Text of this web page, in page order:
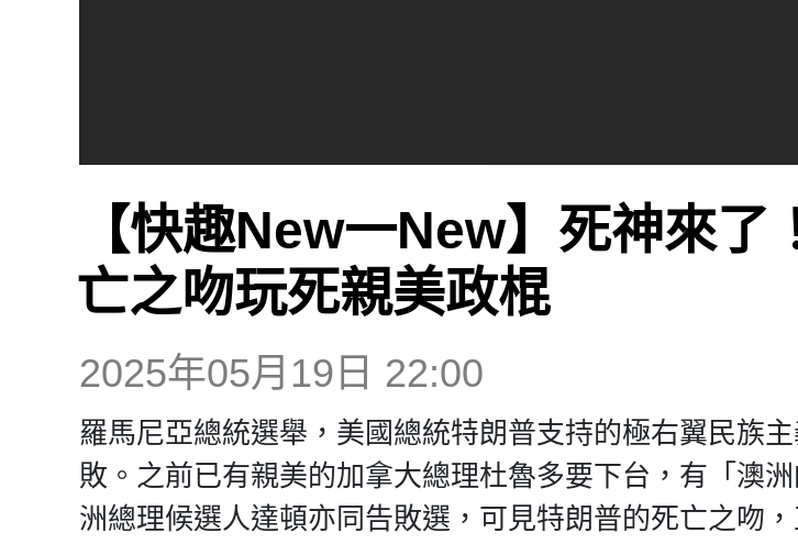
【快趣New一New】死神來了
亡之吻玩死親美政棍
2025年05月19日 22:00
羅馬尼亞總統選舉，美國總統特朗普支持的極右翼民族
敗。之前已有親美的加拿大總理杜魯多要下台，有「澳
洲總理候選人達頓亦同告敗選，可見特朗普的死亡之吻